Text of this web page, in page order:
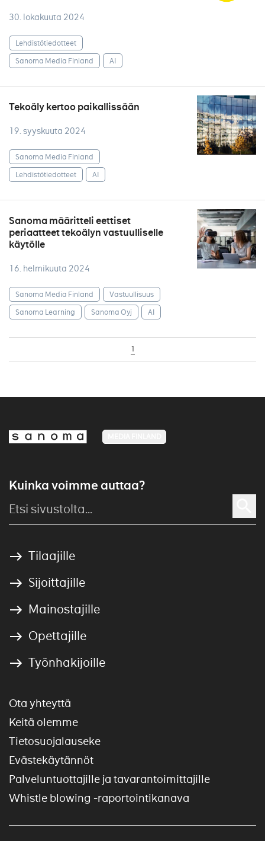
30. lokakuuta 2024
Lehdistötiedotteet
Sanoma Media Finland
AI
Tekoäly kertoo paikallissään
19. syyskuuta 2024
Sanoma Media Finland
Lehdistötiedotteet
AI
Sanoma määritteli eettiset
periaatteet tekoälyn vastuulliselle
käytölle
16. helmikuuta 2024
Sanoma Media Finland
Vastuullisuus
Sanoma Learning
Sanoma Oyj AI
1
Kuinka voimme auttaa?
Tilaajille
Sijoittajille
Mainostajille
Opettajille
Työnhakijoille
Ota yhteyttä
Keitä olemme
Tietosuojalauseke
Evästekäytännöt
Palveluntuottajille ja tavarantoimittajille
Whistle blowing -raportointikanava